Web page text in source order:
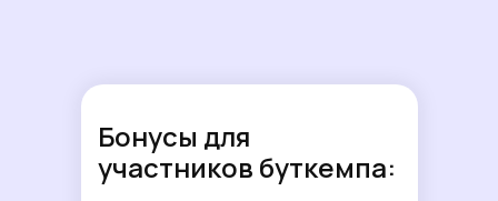
Бонусы для
участников буткемпа: